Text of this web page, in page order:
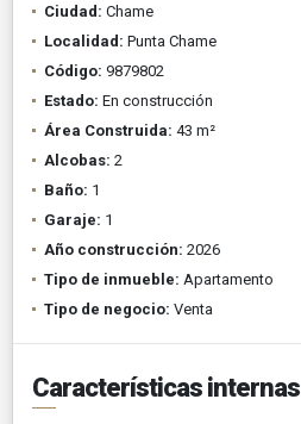
Ciudad: Chame
Localidad: Punta Chame
Código: 9879802
Estado: En construcción
Área Construida: 43 m²
Alcobas: 2
Baño: 1
Garaje: 1
Año construcción: 2026
Tipo de inmueble: Apartamento
Tipo de negocio: Venta
Características internas